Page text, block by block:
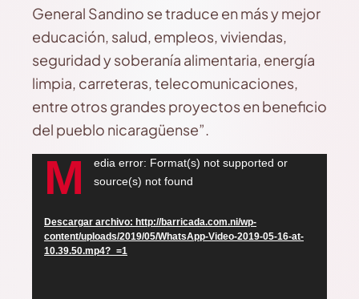
General Sandino se traduce en más y mejor
educación, salud, empleos, viviendas,
seguridad y soberanía alimentaria, energía
limpia, carreteras, telecomunicaciones,
entre otros grandes proyectos en beneficio
del pueblo nicaragüense”.
Reproductor
M
edia error: Format(s) not supported or
source(s) not found
Descargar archivo: http://barricada.com.ni/wp-
content/uploads/2019/05/WhatsApp-Video-2019-05-16-at-
10.39.50.mp4?_=1